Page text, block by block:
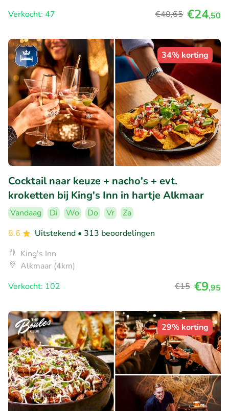
Verkocht: 47
€40,65 €24,50
34% korting
Cocktail naar keuze + nacho's + evt.
kroketten bij King's Inn in hartje Alkmaar
Vandaag Di Wo Do Vr
Za
8.6
Uitstekend • 313 beoordelingen
King's Inn
Alkmaar (4km)
Verkocht: 102
€15 €9,95
29% korting